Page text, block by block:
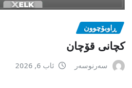
ڕاوبۆچوون
کچانی قۆچان
سەرنوسەر ئاب 6, 2026